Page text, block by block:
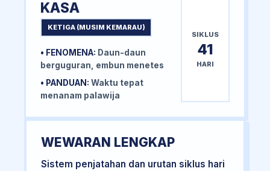
KASA
KETIGA (MUSIM KEMARAU)
• FENOMENA: Daun-daun
berguguran, embun menetes
• PANDUAN: Waktu tepat
menanam palawija
SIKLUS
41
HARI
WEWARAN LENGKAP
Sistem penjatahan dan urutan siklus hari